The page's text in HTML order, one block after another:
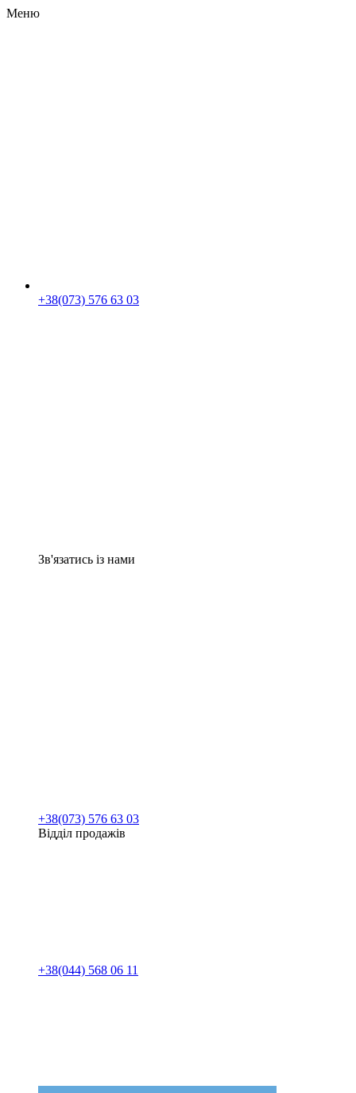
Меню
+38(073) 576 63 03
Зв'язатись із нами
+38(073) 576 63 03
Відділ продажів
+38(044) 568 06 11